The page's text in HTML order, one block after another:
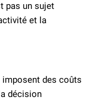
pas un sujet
et la
imposent des coûts
décision